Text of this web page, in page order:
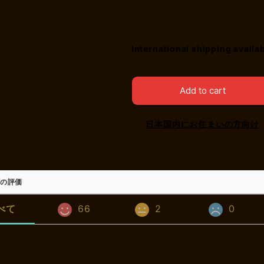
International shipping
Add to cart
日本国内にお住まいの方向け
評価
て 66 2 0